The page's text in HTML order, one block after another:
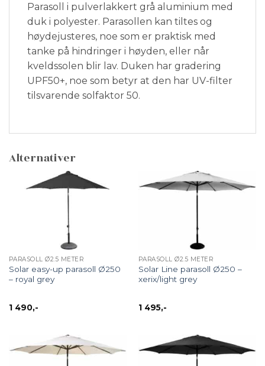
Parasoll i pulverlakkert grå aluminium med
duk i polyester. Parasollen kan tiltes og
høydejusteres, noe som er praktisk med
tanke på hindringer i høyden, eller når
kveldssolen blir lav. Duken har gradering
UPF50+, noe som betyr at den har UV-filter
tilsvarende solfaktor 50.
Alternativer
PARASOLL Ø2.5 METER
Solar easy-up parasoll Ø250
– royal grey
1 490,-
PARASOLL Ø2.5 METER
Solar Line parasoll Ø250 –
xerix/light grey
1 495,-